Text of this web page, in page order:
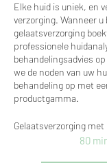
Elke huid is uniek, en
verzorging. Wanneer
gelaatsverzorging
professionele
behandelingsadvies
we de noden van uw
behandeling op met
productgamma.
80